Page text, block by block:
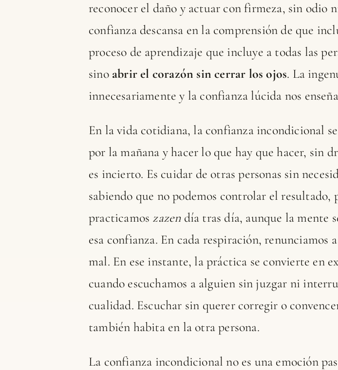
reconocer el daño y actuar con firmeza, sin odio
confianza descansa en la comprensión de que
proceso de aprendizaje que incluye a todas las
sino abrir el corazón sin cerrar los ojos. La
innecesariamente y la confianza lúcida nos
En la vida cotidiana, la confianza incondicional
por la mañana y hacer lo que hay que hacer, sin
es incierto. Es cuidar de otras personas sin
sabiendo que no podemos controlar el resultado,
practicamos zazendía tras día, aunque la mente
esa confianza. En cada respiración, renunciamos
mal. En ese instante, la práctica se convierte en
cuando escuchamos a alguien sin juzgar ni
cualidad. Escuchar sin querer corregir o
también habita en la otra persona.
La confianza incondicional no es una emoción